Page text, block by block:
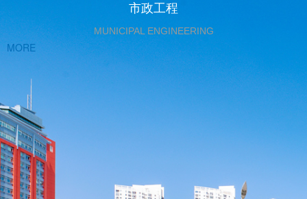
市政工程
MUNICIPAL ENGINEERING
MORE